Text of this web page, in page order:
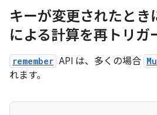
キーが変更されたと
による計算を再トリガ
remember API は、多くの場合
れます。